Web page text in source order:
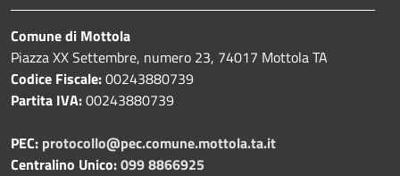
Comune di Mottola
Piazza XX Settembre, numero 23, 74017 Mottola TA
Codice Fiscale:00243880739
Partita IVA:00243880739
PEC: protocollo@pec.comune.mottola.ta.it
Centralino Unico:099 8866925